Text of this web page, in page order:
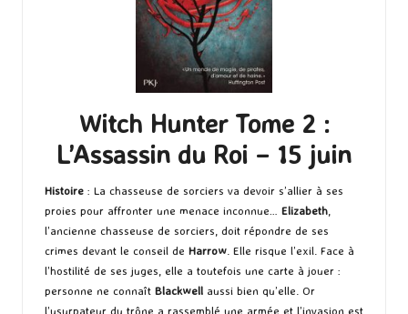
Witch Hunter Tome 2 :
L’Assassin du Roi – 15 juin
Histoire : La chasseuse de sorciers va devoir s’allier à ses
proies pour affronter une menace inconnue… Elizabeth
l’ancienne chasseuse de sorciers, doit répondre de ses
crimes devant le conseil de Harrow . Elle risque l’exil. Face à
l’hostilité de ses juges, elle a toutefois une carte à jouer :
personne ne connaît Blackwell aussi bien qu’elle. Or
l’usurpateur du trône a rassemblé une armée et l’invasion est